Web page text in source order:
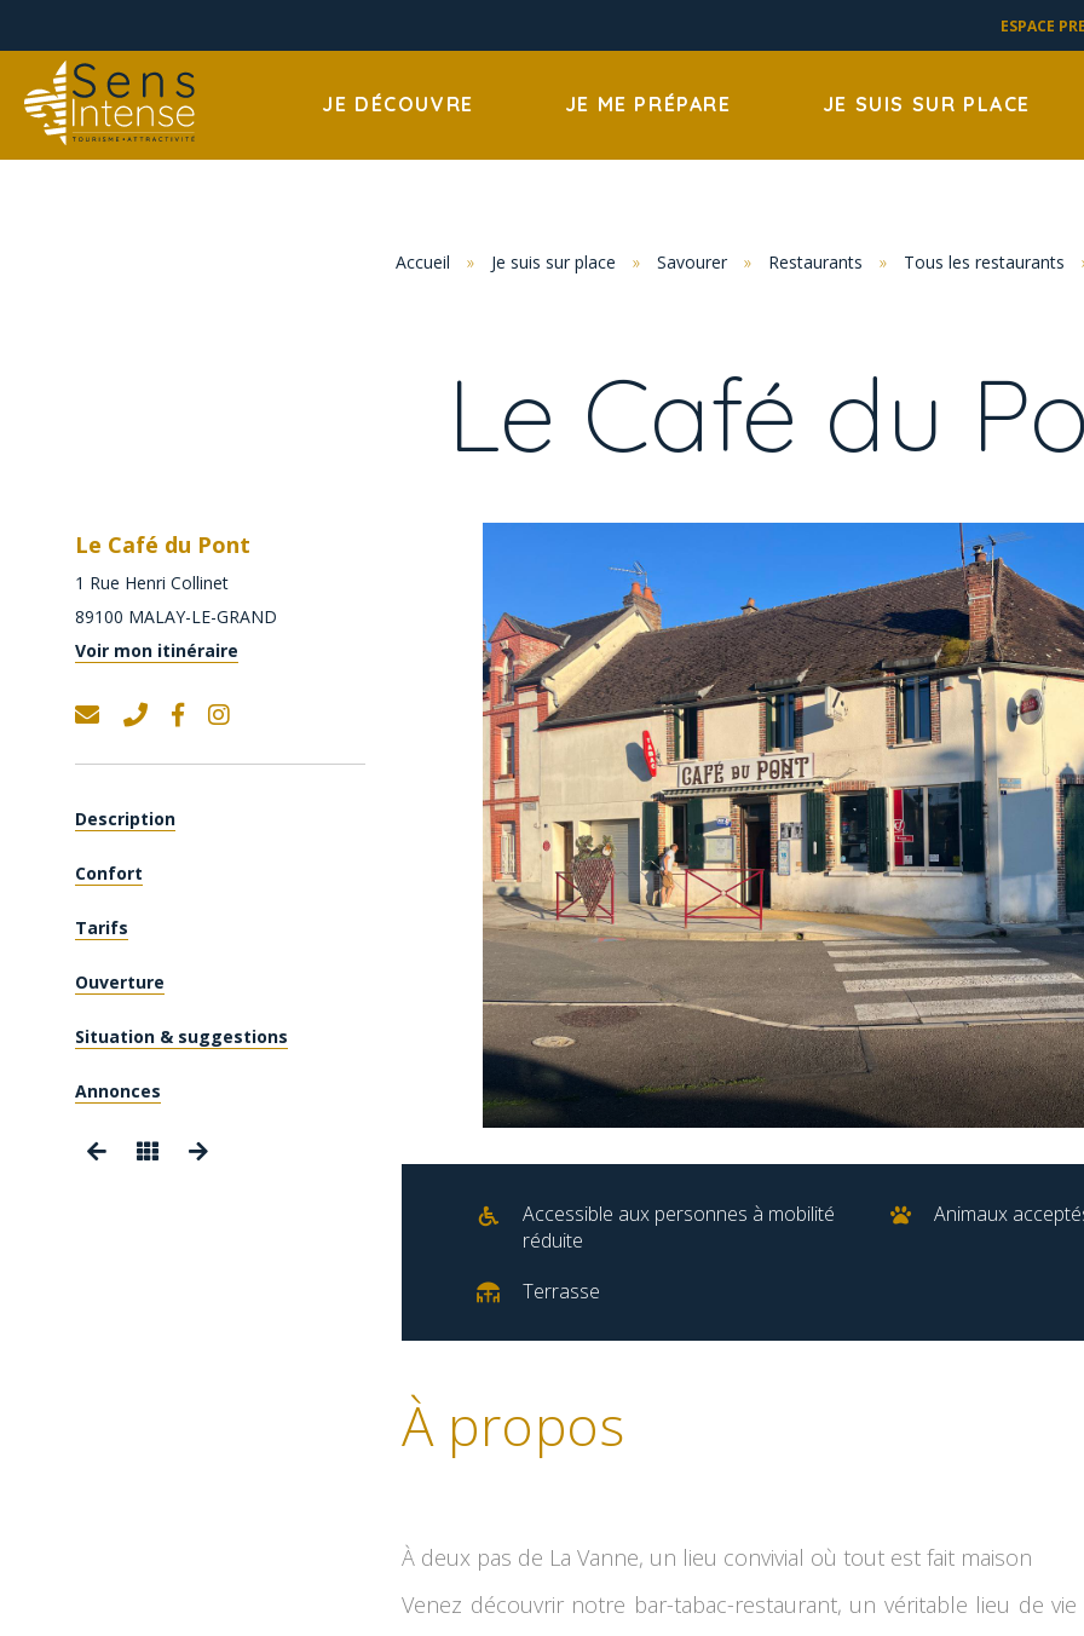
ESPACE
JE DÉCOUVRE JE ME PRÉPARE JE SUIS SUR PLACE
Accueil » Je suis sur place » Savourer » Restaurants » Tous les restaurants
Le Café du
Le Café du Pont
1 Rue Henri Collinet
89100 MALAY-LE-GRAND
Voir mon itinéraire
Description
Confort
Tarifs
Ouverture
Situation & suggestions
Annonces
Accessible aux personnes à mobilité
réduite
Animaux
Terrasse
À propos
À deux pas de La Vanne, un lieu convivial où tout est fait maison
Venez découvrir notre bar-tabac-restaurant, un véritable lieu de